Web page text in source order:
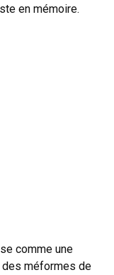
en mémoire.
comme une
méformes de